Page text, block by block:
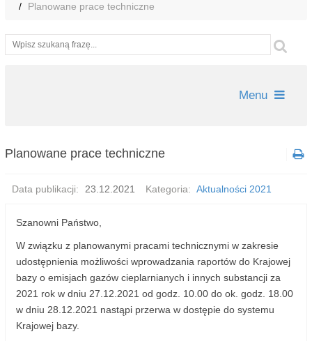
Planowane prace techniczne
Wyszukiwarka
Menu
Planowane prace techniczne
Data publikacji: 23.12.2021 Kategoria: Aktualności 2021
Szanowni Państwo,
W związku z planowanymi pracami technicznymi w zakresie
udostępnienia możliwości wprowadzania raportów do Krajowej
bazy o emisjach gazów cieplarnianych i innych substancji za
2021 rok w dniu 27.12.2021 od godz. 10.00 do ok. godz. 18.00
w dniu 28.12.2021 nastąpi przerwa w dostępie do systemu
Krajowej bazy.